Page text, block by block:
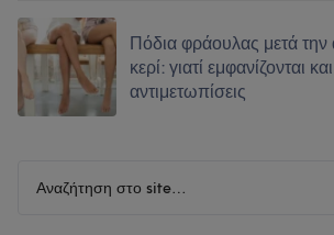
Πόδια φράουλας μετά
κερί: γιατί εμφανίζονται
αντιμετωπίσεις